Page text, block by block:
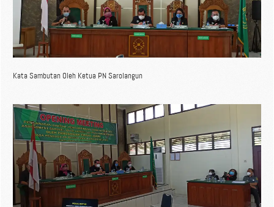
Kata Sambutan Oleh Ketua PN Sarolangun